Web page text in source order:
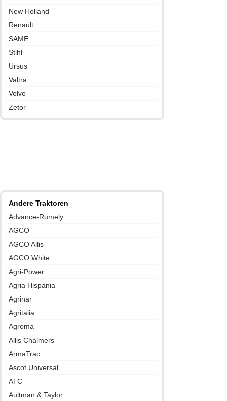
New Holland
Renault
SAME
Stihl
Ursus
Valtra
Volvo
Zetor
Andere Traktoren
Advance-Rumely
AGCO
AGCO Allis
AGCO White
Agri-Power
Agria Hispania
Agrinar
Agritalia
Agroma
Allis Chalmers
ArmaTrac
Ascot Universal
ATC
Aultman & Taylor